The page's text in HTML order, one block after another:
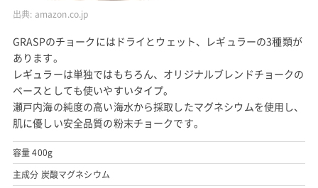
出典: amazon.co.jp
GRASPのチョークにはドライとウェット、レギュラーの3種類が
あります。
レギュラーは単独ではもちろん、オリジナルブレンドチョークの
ベースとしても使いやすいタイプ。
瀬戸内海の純度の高い海水から採取したマグネシウムを使用し、
肌に優しい安全品質の粉末チョークです。
容量 400g
主成分 炭酸マグネシウム